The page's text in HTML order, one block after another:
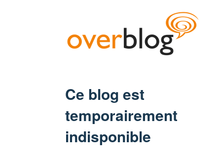
Ce blog est
temporairement
indisponible